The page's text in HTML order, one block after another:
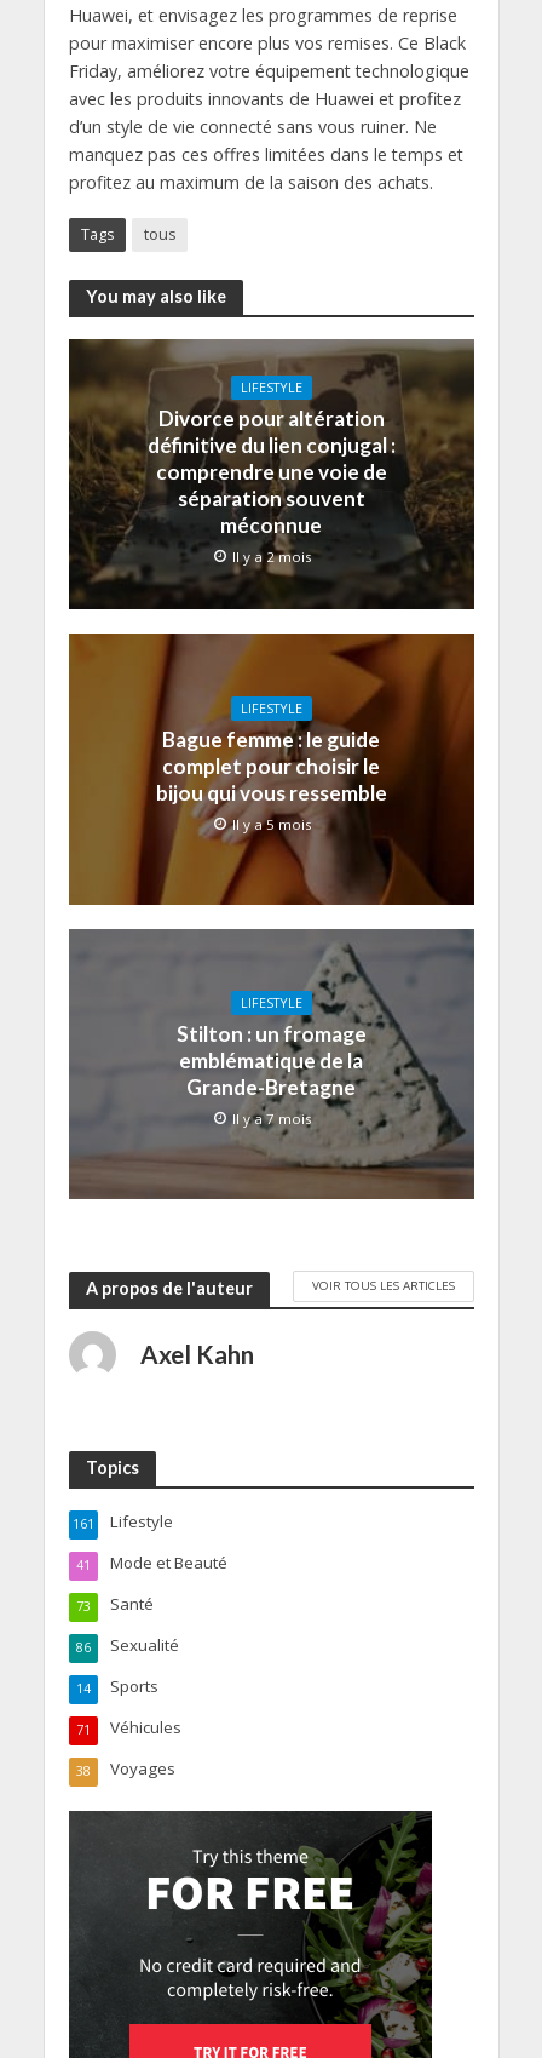
Huawei, et envisagez les programmes de reprise
pour maximiser encore plus vos remises. Ce Black
Friday, améliorez votre équipement technologique
avec les produits innovants de Huawei et profitez
d’un style de vie connecté sans vous ruiner. Ne
manquez pas ces offres limitées dans le temps et
profitez au maximum de la saison des achats.
Tags tous
You may also like
LIFESTYLE
Divorce pour altération
définitive du lien conjugal :
comprendre une voie de
séparation souvent
méconnue
Il y a 2 mois
LIFESTYLE
Bague femme : le guide
complet pour choisir le
bijou qui vous ressemble
Il y a 5 mois
LIFESTYLE
Stilton : un fromage
emblématique de la
Grande-Bretagne
Il y a 7 mois
A propos de l'auteur VOIR TOUS LES ARTICLES
Axel Kahn
Topics
Lifestyle
161
Mode et Beauté
41
Santé
73
Sexualité
86
Sports
14
Véhicules
71
Voyages
38